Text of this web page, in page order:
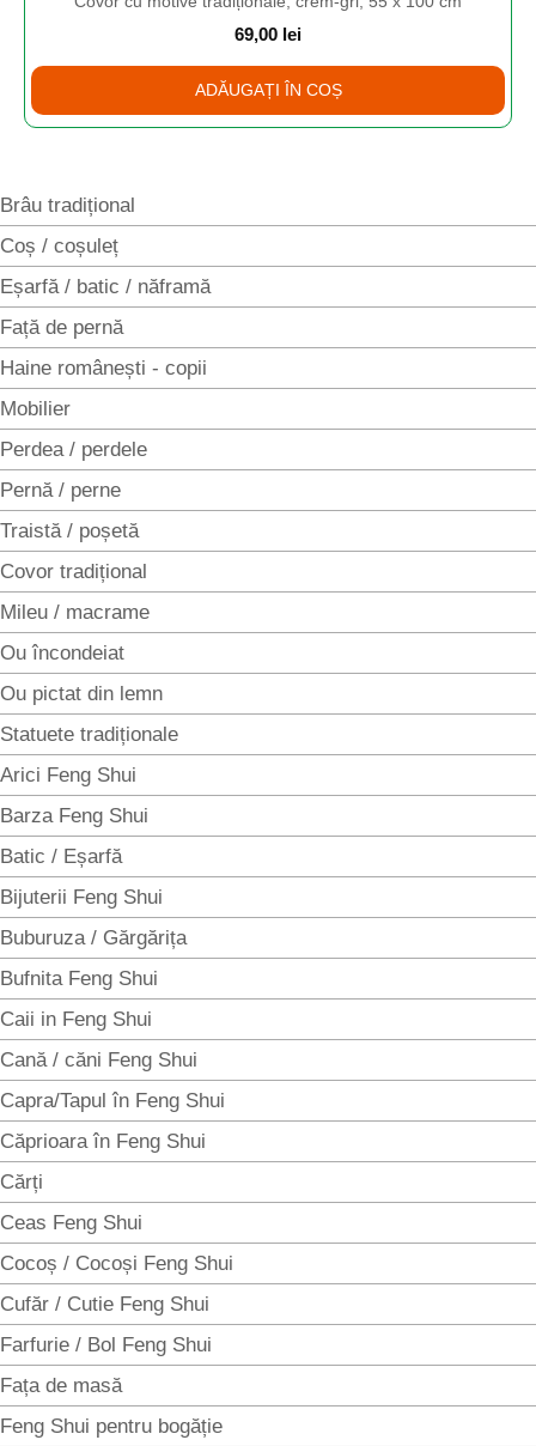
69,00 lei
ADĂUGAȚI ÎN COȘ
Brâu tradițional
Coș / coșuleț
Eșarfă / batic / năframă
Față de pernă
Haine românești - copii
Mobilier
Perdea / perdele
Pernă / perne
Traistă / poșetă
Covor tradițional
Mileu / macrame
Ou încondeiat
Ou pictat din lemn
Statuete tradiționale
Arici Feng Shui
Barza Feng Shui
Batic / Eșarfă
Bijuterii Feng Shui
Buburuza / Gărgărița
Bufnita Feng Shui
Caii in Feng Shui
Cană / căni Feng Shui
Capra/Tapul în Feng Shui
Căprioara în Feng Shui
Cărți
Ceas Feng Shui
Cocoș / Cocoși Feng Shui
Cufăr / Cutie Feng Shui
Farfurie / Bol Feng Shui
Fața de masă
Feng Shui pentru bogăție